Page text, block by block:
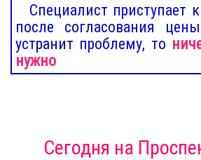
Специалист приступает
после согласования
устранит проблему, то
нужно
Сегодня на